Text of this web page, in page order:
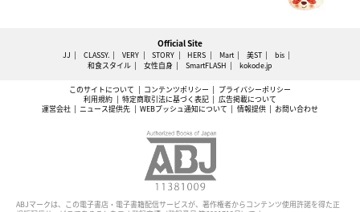
Official Site
JJ CLASSY. VERY STORY HERS Mart 美ST
bis
和食スタイル
女性自身 SmartFLASH kokode.jp
このサイトについて コンテンツポリシー
プライバシーポリシー
利用規約
特定商取引法に基づく表記
広告掲載について
運営会社
ニュース提供先 WEBプッシュ通知について 情報提供 お問い合わせ
ABJマークは、この電子書店・電子書籍配信サービスが、著作権者からコンテンツ使用許諾を得た正